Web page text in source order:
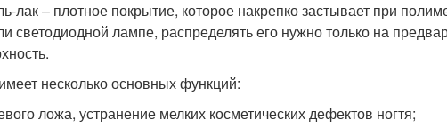
лак – плотное покрытие, которое накрепко застывает при
светодиодной лампе, распределять его нужно только на
несколько основных функций:
ложа, устранение мелких косметических дефектов ногтя;